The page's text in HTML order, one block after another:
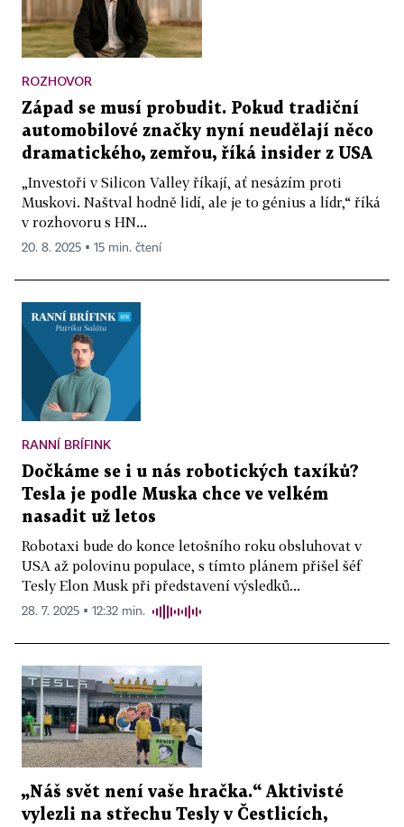
ROZHOVOR
Západ se musí probudit. Pokud tradiční
automobilové značky nyní neudělají něco
dramatického, zemřou, říká insider z USA
„Investoři v Silicon Valley říkají, ať nesázím proti
Muskovi. Naštval hodně lidí, ale je to génius a lídr,“ říká
v rozhovoru s HN...
20. 8. 2025 ▪ 15 min. čtení
RANNÍ BRÍFINK
Dočkáme se i u nás robotických taxíků?
Tesla je podle Muska chce ve velkém
nasadit už letos
Robotaxi bude do konce letošního roku obsluhovat v
USA až polovinu populace, s tímto plánem přišel šéf
Tesly Elon Musk při představení výsledků...
28. 7. 2025 ▪ 12:32 min.
„Náš svět není vaše hračka.“ Aktivisté
vylezli na střechu Tesly v Čestlicích,